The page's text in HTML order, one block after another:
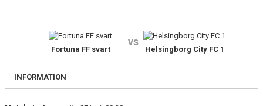
BILDGALLERI
DOKUMENT
Fortuna FF svart
vs
Helsingborg City FC 1
INFORMATION